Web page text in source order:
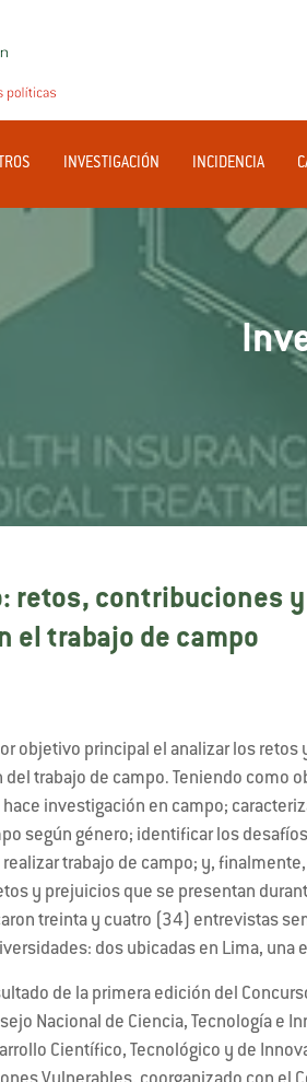
INVESTIGACIÓN INCIDENCIA
retos, contribuciones
el trabajo de campo
objetivo principal el analizar los retos
trabajo de campo. Teniendo como
investigación en campo;
según género; identificar los
trabajo de campo; y,
y prejuicios que se presentan
treinta y cuatro (34) entrevistas
dos ubicadas en Lima, una
de la primera edición del
Nacional de Ciencia, Tecnología e
Científico, Tecnológico y de